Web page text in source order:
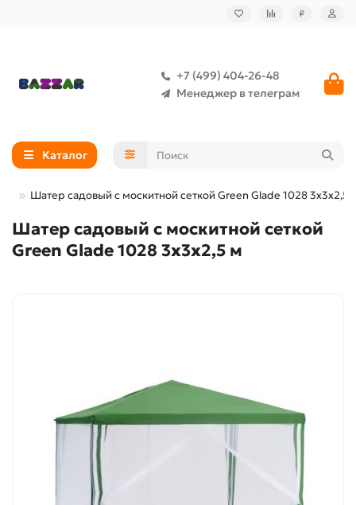
₽
+7 (499) 404-26-48
Менеджер в телеграм
Каталог
Шатер садовый с москитной сеткой Green Glade 1028 3х3х2,5
Шатер садовый с москитной сеткой
Green Glade 1028 3х3х2,5 м